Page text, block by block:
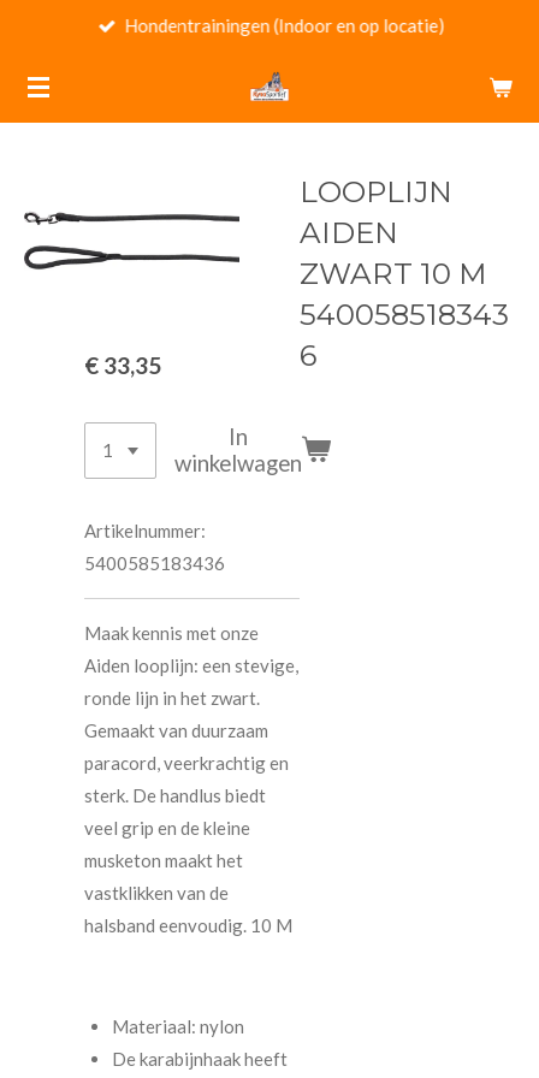
naar
de
Hondentrainingen (Indoor en op locatie)
LOOPLIJN
AIDEN
ZWART 10 M
540058518343
6
€ 33,35
In
winkelwagen
Artikelnummer:
5400585183436
Maak kennis met onze
Aiden looplijn: een stevige,
ronde lijn in het zwart.
Gemaakt van duurzaam
paracord, veerkrachtig en
sterk. De handlus biedt
veel grip en de kleine
musketon maakt het
vastklikken van de
halsband eenvoudig. 10 M
Materiaal: nylon
De karabijnhaak heeft